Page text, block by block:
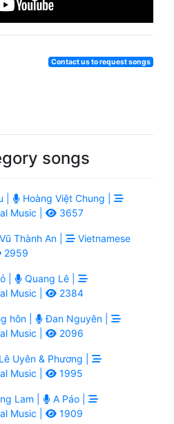
Contact us to request songs
songs
|
Hoàng Việt Chung |
Music |
3657
Vũ Thành An |
Vietnamese
2959
|
Quang Lê |
Music |
2384
hôn |
Đan Nguyên |
Music |
2096
Lê Uyên & Phương |
Music |
1995
Lam |
A Páo |
Music |
1909